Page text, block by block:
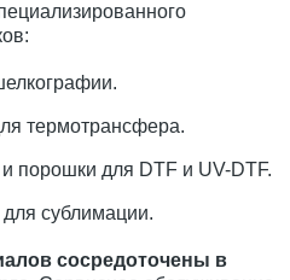
термотрансфера.
порошки для DTF и UV-DTF.
сублимации.
сосредоточены в